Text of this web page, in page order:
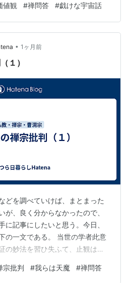
歳になるお爺さんや、９２歳に
元気な高齢者はたくさんいる
のはキャベツをよく食べている
とともに胃腸や臓器の動きを整
高齢者の介護に携わって来てい
値観 #禅問答 #戯けな宇宙話
• 1ヶ月前
１）
どを調べていけば、まとまった
が、良く分からなかったので、
に記事にしたいと思う。今日、
の一文である。 当世の学者此意
の妙法を習ひ失ふて、止観は法
を捨てゝ禅宗に付くなり。禅宗
宗批判 #我らは天魔 #禅問答